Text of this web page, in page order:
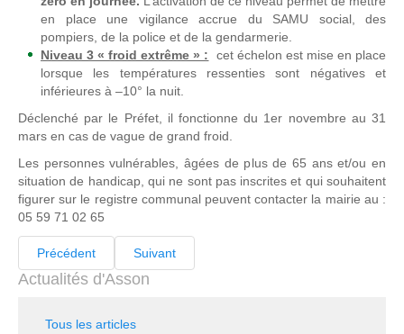
en place une vigilance accrue du SAMU social, des
pompiers, de la police et de la gendarmerie.
Niveau 3 « froid extrême » : cet échelon est mise en place
lorsque les températures ressenties sont négatives et
inférieures à –10° la nuit.
Déclenché par le Préfet, il fonctionne du 1er novembre au 31
mars en cas de vague de grand froid.
Les personnes vulnérables, âgées de plus de 65 ans et/ou en
situation de handicap, qui ne sont pas inscrites et qui souhaitent
figurer sur le registre communal peuvent contacter la mairie au :
05 59 71 02 65
Précédent Suivant
Actualités d'Asson
Tous les articles